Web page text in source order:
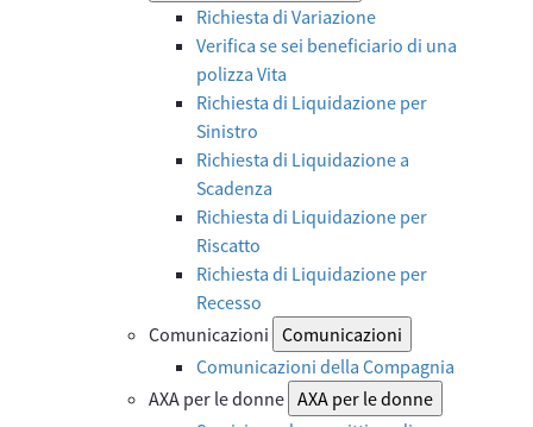
Richiesta di Variazione
Verifica se sei beneficiario di una
polizza Vita
Richiesta di Liquidazione per
Sinistro
Richiesta di Liquidazione a
Scadenza
Richiesta di Liquidazione per
Riscatto
Richiesta di Liquidazione per
Recesso
Comunicazioni Comunicazioni
Comunicazioni della Compagnia
AXA per le donne AXA per le donne